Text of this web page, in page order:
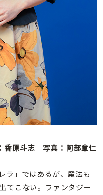
香原斗志 写真：阿部章仁
ラ」ではあるが、魔法も
てこない。ファンタジー